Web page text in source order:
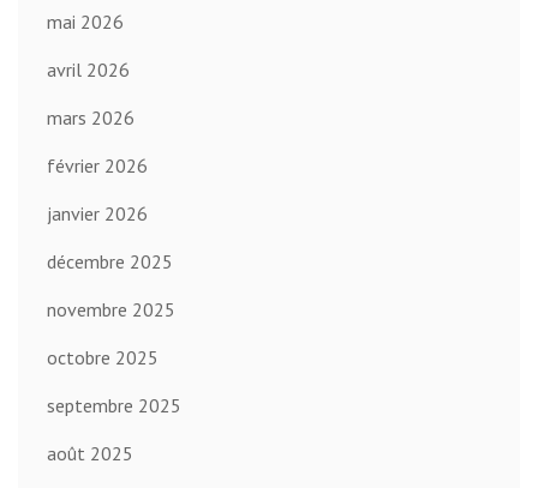
mai 2026
avril 2026
mars 2026
février 2026
janvier 2026
décembre 2025
novembre 2025
octobre 2025
septembre 2025
août 2025